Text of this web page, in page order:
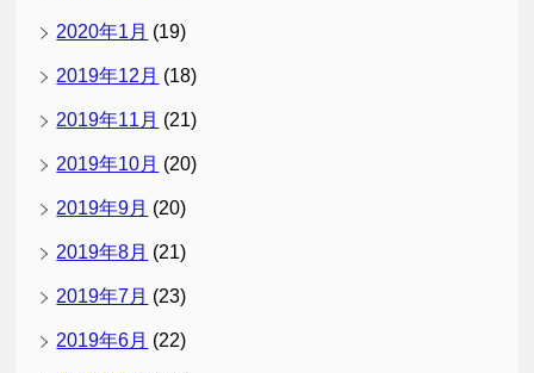
2020年1月 (19)
2019年12月 (18)
2019年11月 (21)
2019年10月 (20)
2019年9月 (20)
2019年8月 (21)
2019年7月 (23)
2019年6月 (22)